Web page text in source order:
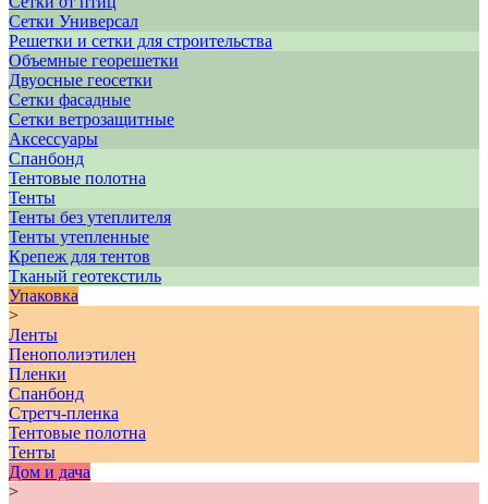
Сетки Универсал
Решетки и сетки для строительства
Объемные георешетки
Двуосные геосетки
Сетки фасадные
Сетки ветрозащитные
Аксессуары
Спанбонд
Тентовые полотна
Тенты
Тенты без утеплителя
Тенты утепленные
Крепеж для тентов
Тканый геотекстиль
Упаковка
>
Ленты
Пенополиэтилен
Пленки
Спанбонд
Стретч-пленка
Тентовые полотна
Тенты
Дом и дача
>